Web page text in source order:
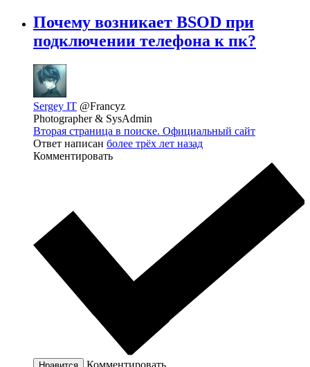
Почему возникает BSOD при
подключении телефона к пк?
Sergey IT @Francyz
Photographer & SysAdmin
Вторая страница в поиске. Официальный сайт
Ответ написан более трёх лет назад
Комментировать
Комментировать